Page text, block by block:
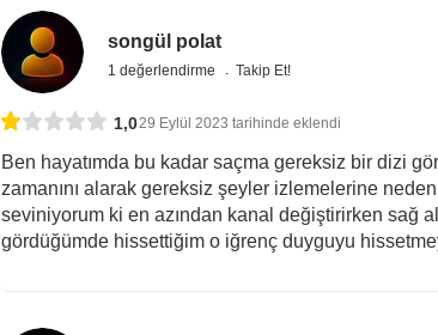
songül polat
1 değerlendirme Takip Et!
1,029 Eylül 2023 tarihinde eklendi
Ben hayatımda bu kadar saçma gereksiz bir dizi
zamanını alarak gereksiz şeyler izlemelerine
seviniyorum ki en azından kanal değiştirirken sağ
gördüğümde hissettiğim o iğrenç duyguyu